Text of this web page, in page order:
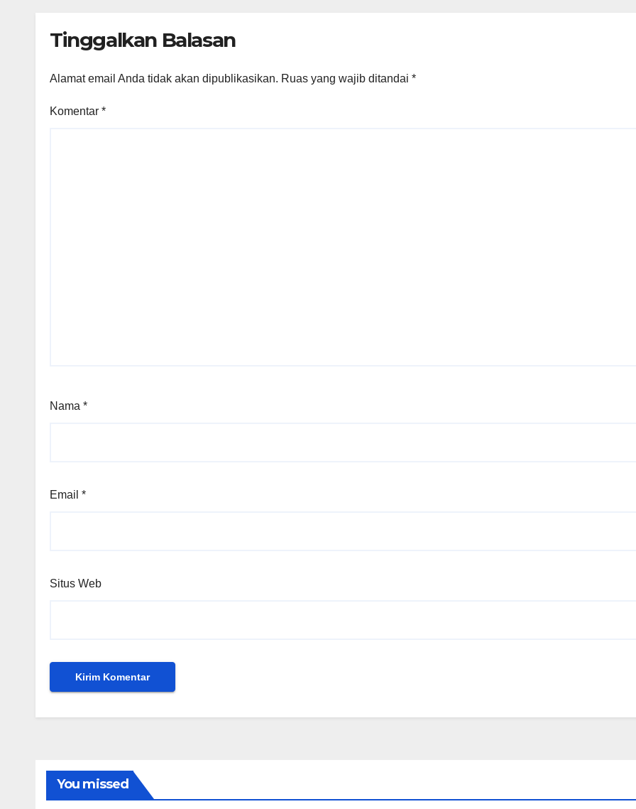
Tinggalkan Balasan
Alamat email Anda tidak akan dipublikasikan. Ruas yang wajib ditandai *
Komentar *
Nama *
Email *
Situs Web
You missed